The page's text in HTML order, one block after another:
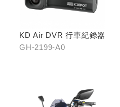
KD Air DVR 行車紀錄器
GH-2199-A0